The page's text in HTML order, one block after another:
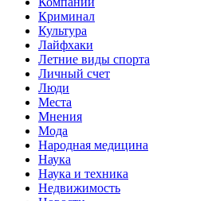
Криминал
Культура
Лайфхаки
Летние виды спорта
Личный счет
Люди
Места
Мнения
Мода
Народная медицина
Наука
Наука и техника
Недвижимость